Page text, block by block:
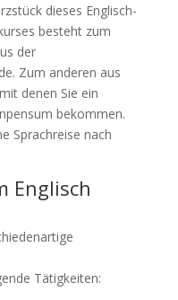
dieses Englisch-
besteht zum
der
Zum anderen aus
denen Sie ein
bekommen.
Sprachreise nach
Englisch
Tätigkeiten: